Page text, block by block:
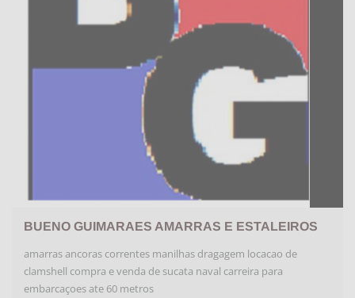
BUENO GUIMARAES AMARRAS E ESTALEIROS
amarras ancoras correntes manilhas dragagem locacao de
clamshell compra e venda de sucata naval carreira para
embarcaçoes ate 60 metros